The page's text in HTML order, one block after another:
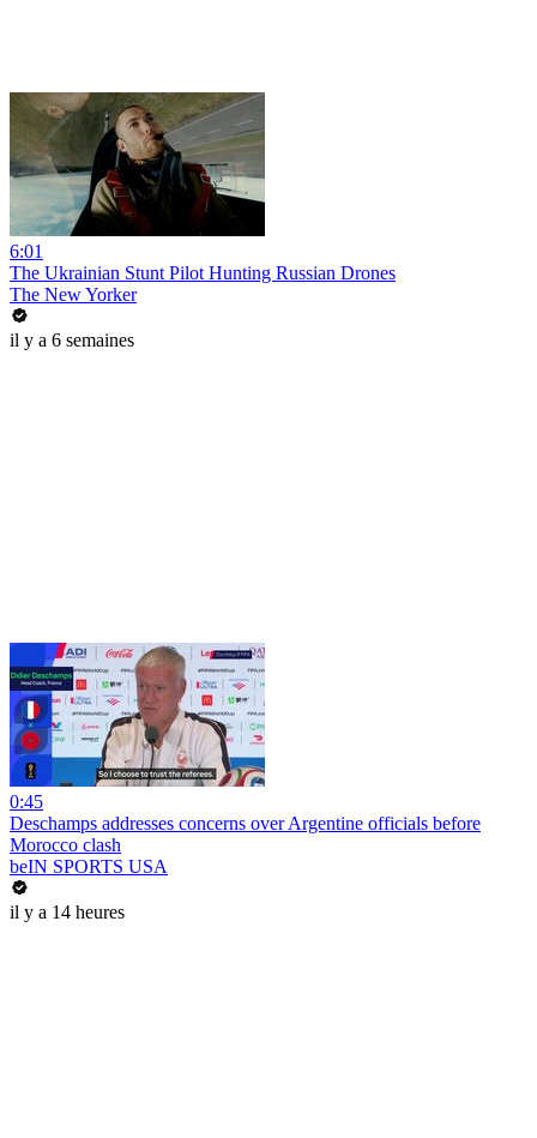
6:01
The Ukrainian Stunt Pilot Hunting Russian Drones
The New Yorker
il y a 6 semaines
0:45
Deschamps addresses concerns over Argentine officials before
Morocco clash
beIN SPORTS USA
il y a 14 heures